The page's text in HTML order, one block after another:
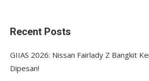
Recent Posts
GIIAS 2026: Nissan Fairlady Z Bangkit
Dipesan!